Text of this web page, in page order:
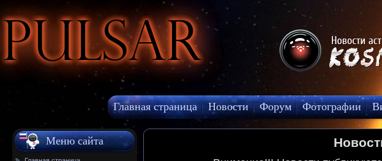
Pulsar
Главная страница Новости Форум Фотографии
МКС онлайн
Меню сайта